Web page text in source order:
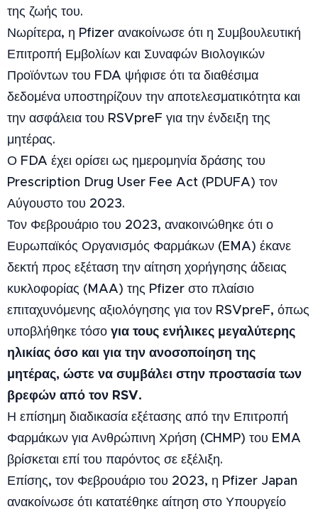
της ζωής του.
Νωρίτερα, η Pfizer ανακοίνωσε ότι η Συμβουλευτική
Επιτροπή Εμβολίων και Συναφών Βιολογικών
Προϊόντων του FDA ψήφισε ότι τα διαθέσιμα
δεδομένα υποστηρίζουν την αποτελεσματικότητα και
την ασφάλεια του RSVpreF για την ένδειξη της
μητέρας.
Ο FDA έχει ορίσει ως ημερομηνία δράσης του
Prescription Drug User Fee Act (PDUFA) τον
Αύγουστο του 2023.
Τον Φεβρουάριο του 2023, ανακοινώθηκε ότι ο
Ευρωπαϊκός Οργανισμός Φαρμάκων (EMA) έκανε
δεκτή προς εξέταση την αίτηση χορήγησης άδειας
κυκλοφορίας (MAA) της Pfizer στο πλαίσιο
επιταχυνόμενης αξιολόγησης για τον RSVpreF, όπως
υποβλήθηκε τόσο για τους ενήλικες μεγαλύτερης
ηλικίας όσο και για την ανοσοποίηση της
μητέρας, ώστε να συμβάλει στην προστασία των
βρεφών από τον RSV.
Η επίσημη διαδικασία εξέτασης από την Επιτροπή
Φαρμάκων για Ανθρώπινη Χρήση (CHMP) του EMA
βρίσκεται επί του παρόντος σε εξέλιξη.
Επίσης, τον Φεβρουάριο του 2023, η Pfizer Japan
ανακοίνωσε ότι κατατέθηκε αίτηση στο Υπουργείο